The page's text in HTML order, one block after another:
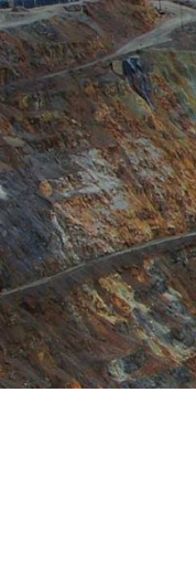
Skip
to
content
CATAPA